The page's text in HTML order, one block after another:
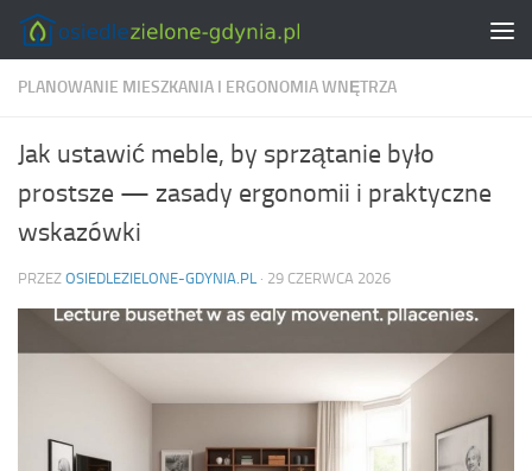
Skip to content
PLANOWANIE MIESZKANIA I ERGONOMIA WNĘTRZA
Jak ustawić meble, by sprzątanie było
prostsze — zasady ergonomii i praktyczne
wskazówki
PRZEZ OSIEDLEZIELONE-GDYNIA.PL · 29 CZERWCA 2026